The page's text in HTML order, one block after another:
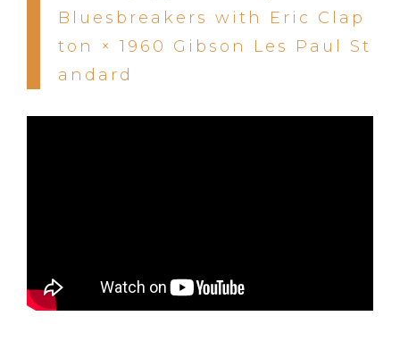
Bluesbreakers with Eric Clap
ton × 1960 Gibson Les Paul St
andard